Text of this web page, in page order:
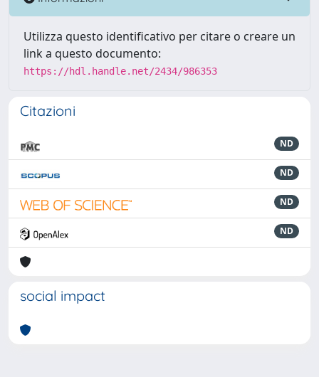
Utilizza questo identificativo per citare o creare un
link a questo documento:
https://hdl.handle.net/2434/986353
Citazioni
ND
ND
ND
ND
social impact